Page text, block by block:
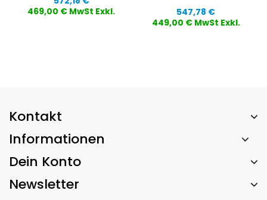
469,00 € MwSt Exkl.
Preis
547,78 €
449,00 € MwSt Exkl.
Kontakt
Informationen
Dein Konto
Newsletter